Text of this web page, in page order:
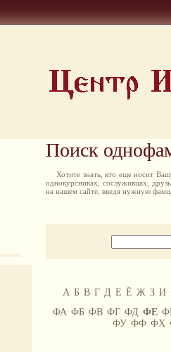
Поиск
Хотите знать, кто еще носит
однокурсниках, сослуживцах,
на нашем сайте, введя нужную
А Б В Г Д Е Ё Ж З И
ФА ФБ ФВ ФГ ФД ФЕ
ФУ ФФ ФХ